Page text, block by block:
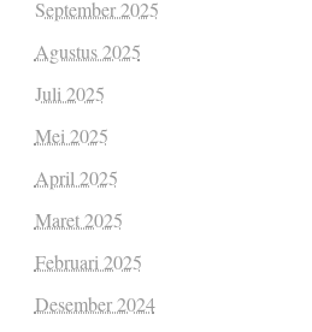
September 2025
Agustus 2025
Juli 2025
Mei 2025
April 2025
Maret 2025
Februari 2025
Desember 2024